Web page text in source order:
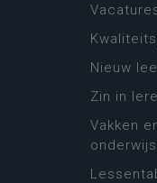
Nieuw
Zin in
Vakken
onderwijs